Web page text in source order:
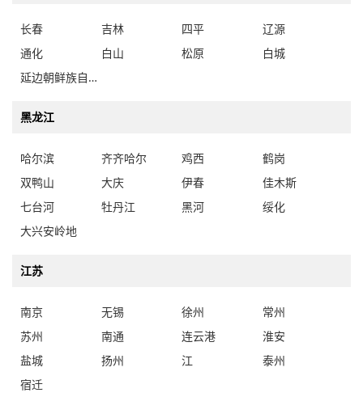
长春 吉林 四平
辽源
通化
白山 松原
白城
延边朝鲜族自治州
黑龙江
哈尔滨 齐齐哈尔 鸡西
鹤岗
双鸭山
大庆 伊春
佳木斯
七台河
牡丹江 黑河
绥化
大兴安岭地
江苏
南京 无锡 徐州
常州
苏州
南通 连云港
淮安
盐城
扬州 江
泰州
宿迁